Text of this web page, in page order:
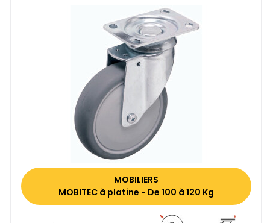
MOBILIERS
MOBITEC à platine - De 100 à 120 Kg